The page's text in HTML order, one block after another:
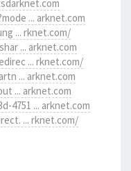
... arknet.com
... rknet.com/
... arknet.com
... rknet.com/
... arknet.com
... arknet.com
4751 ... arknet.com
... rknet.com/